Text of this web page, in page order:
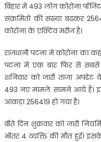
बिहार में 493 लोग कोरोना
संक्रमितों की संख्या बढक़र
कोरोना के एक्टिव मरीज है।
राजधानी पटना में कोरोना का
पटना में एक बार फिर से सबसे
शनिवार को जारी ताजा
493 नए मामले सामने आये हैं।
आंकड़ा 256419 हो गया है।
बीते दिन शुक्रवार को जारी
भीतर 4 व्यक्ति की मौत हुई।